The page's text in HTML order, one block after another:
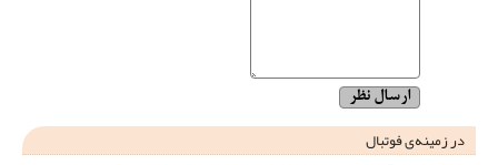
در زمینه‌ی فوتبال